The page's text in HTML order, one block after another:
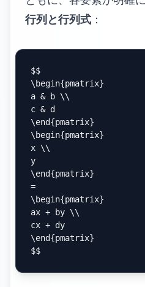
行列と行列式 ：
$$
\begin{pmatrix}
a & b \\
c & d
\end{pmatrix}
\begin{pmatrix}
x \\
y
\end{pmatrix}
=
\begin{pmatrix}
ax + by \\
cx + dy
\end{pmatrix}